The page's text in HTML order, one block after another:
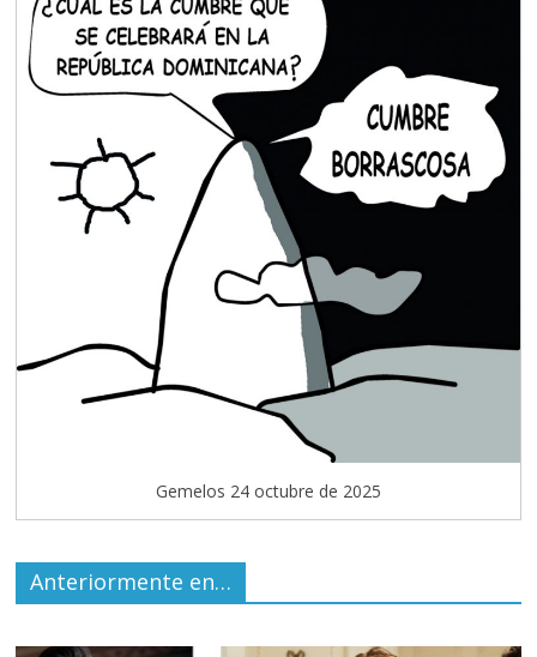
Gemelos 24 octubre de 2025
Anteriormente en…